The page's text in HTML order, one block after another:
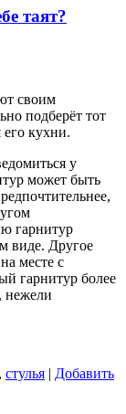
таят?
своим
подберёт тот
его кухни.
у
может быть
гарнитур
виде. Другое
месте с
гарнитур более
нежели
, стулья | Добавить